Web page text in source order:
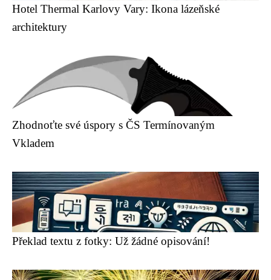
Hotel Thermal Karlovy Vary: Ikona lázeňské
architektury
Zhodnoťte své úspory s ČS Termínovaným
Vkladem
Překlad textu z fotky: Už žádné opisování!